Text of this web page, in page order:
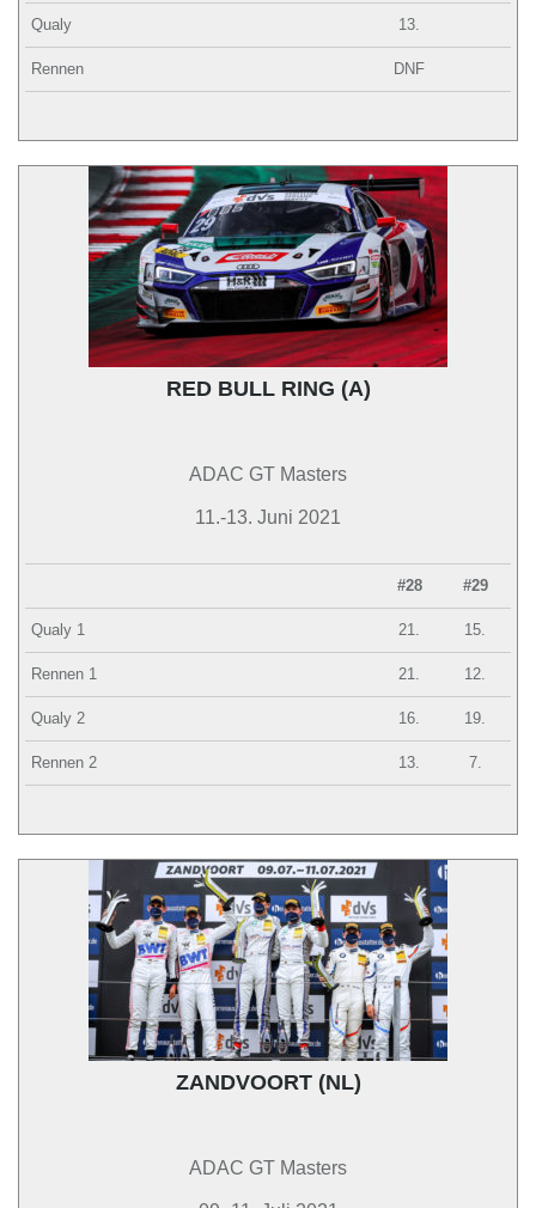
Qualy 13.
Rennen DNF
RED BULL RING (A)
ADAC GT Masters
11.-13. Juni 2021
#28 #29
Qualy 1 21. 15.
Rennen 1 21. 12.
Qualy 2 16. 19.
Rennen 2 13. 7.
ZANDVOORT (NL)
ADAC GT Masters